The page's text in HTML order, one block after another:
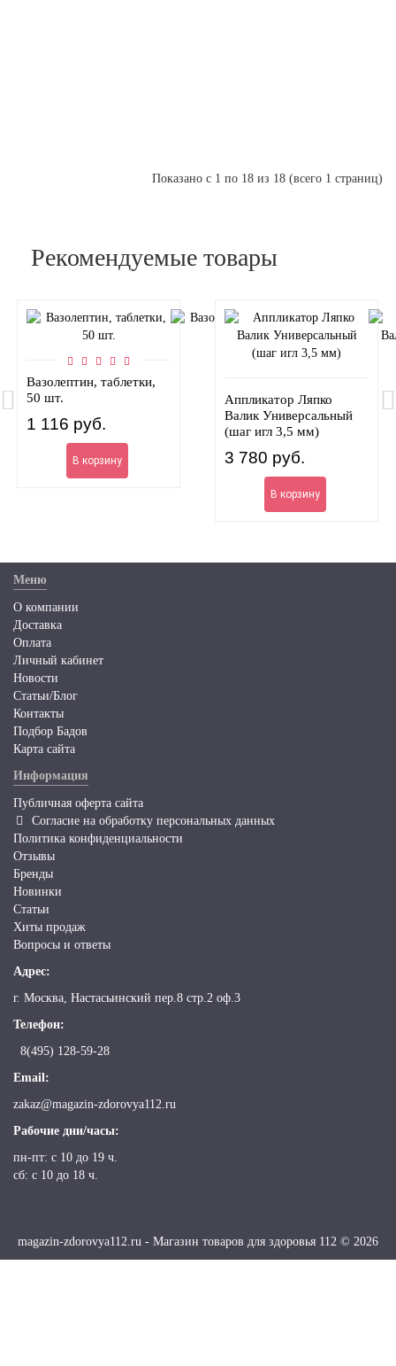
Показано с 1 по 18 из 18 (всего 1 страниц)
Рекомендуемые товары
Вазолептин, таблетки,
50 шт.
1 116 руб.
В корзину
Аппликатор Ляпко
Валик Универсальный
(шаг игл 3,5 мм)
3 780 руб.
В корзину
Меню
О компании
Доставка
Оплата
Личный кабинет
Новости
Статьи/Блог
Контакты
Подбор Бадов
Карта сайта
Информация
Публичная оферта сайта
Согласие на обработку персональных данных
Политика конфиденциальности
Отзывы
Бренды
Новинки
Статьи
Хиты продаж
Вопросы и ответы
Адрес:
г. Москва, Настасьинский пер.8 стр.2 оф.3
Телефон:
8(495) 128-59-28
Email:
zakaz@magazin-zdorovya112.ru
Рабочие дни/часы:
пн-пт: c 10 до 19 ч.
сб: с 10 до 18 ч.
magazin-zdorovya112.ru - Магазин товаров для здоровья 112 © 2026